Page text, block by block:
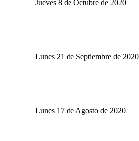
Jueves 8 de Octubre de 2020
Lunes 21 de Septiembre de 2020
Lunes 17 de Agosto de 2020